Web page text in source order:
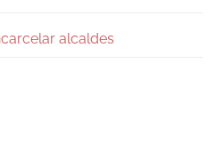
alcaldes